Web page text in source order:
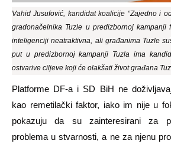
Vahid Jusufović, kandidat koalicije “Zajedno i
gradonačelnika Tuzle u predizbornoj kampanji
inteligenciji neatraktivna, ali građanima Tuzle
put u predizbornoj kampanji Tuzla ima
ostvarive ciljeve koji će olakšati život građana
Platforme DF-a i SD BiH ne
kao remetilački faktor, iako im nije u
pokazuju da su zainteresirani za
problema u stvarnosti, a ne za njenu